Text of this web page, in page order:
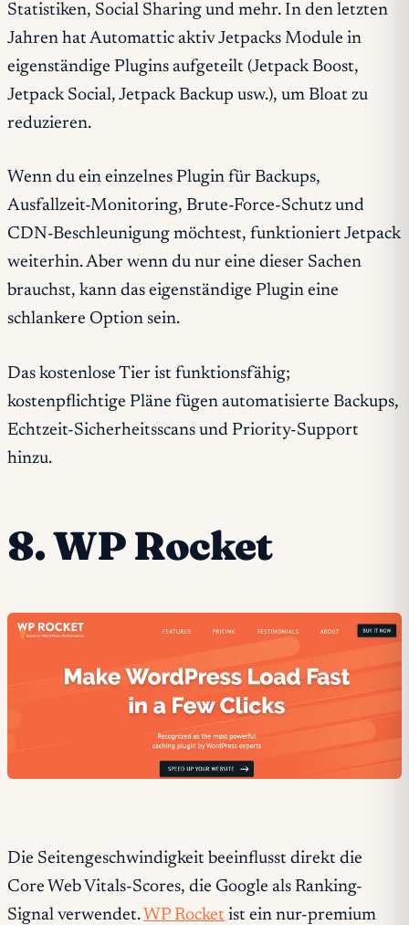
Statistiken, Social Sharing und mehr. In den letzten
Jahren hat Automattic aktiv Jetpacks Module in
eigenständige Plugins aufgeteilt (Jetpack Boost,
Jetpack Social, Jetpack Backup usw.), um Bloat zu
reduzieren.
Wenn du ein einzelnes Plugin für Backups,
Ausfallzeit-Monitoring, Brute-Force-Schutz und
CDN-Beschleunigung möchtest, funktioniert Jetpack
weiterhin. Aber wenn du nur eine dieser Sachen
brauchst, kann das eigenständige Plugin eine
schlankere Option sein.
Das kostenlose Tier ist funktionsfähig;
kostenpflichtige Pläne fügen automatisierte Backups,
Echtzeit-Sicherheitsscans und Priority-Support
hinzu.
8. WP Rocket
Die Seitengeschwindigkeit beeinflusst direkt die
Core Web Vitals-Scores, die Google als Ranking-
Signal verwendet. WP Rocket ist ein nur-premium